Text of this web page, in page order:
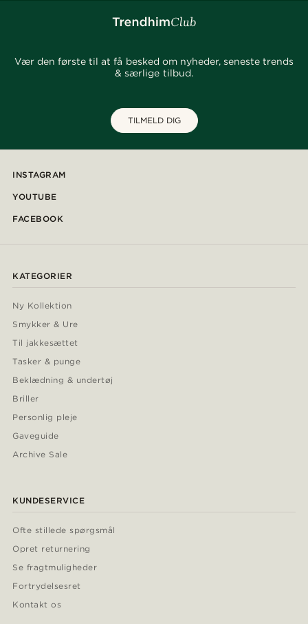
Vær den første til at få besked om nyheder, seneste trends
& særlige tilbud.
TILMELD DIG
INSTAGRAM
YOUTUBE
FACEBOOK
KATEGORIER
Ny Kollektion
Smykker & Ure
Til jakkesættet
Tasker & punge
Beklædning & undertøj
Briller
Personlig pleje
Gaveguide
Archive Sale
KUNDESERVICE
Ofte stillede spørgsmål
Opret returnering
Se fragtmuligheder
Fortrydelsesret
Kontakt os